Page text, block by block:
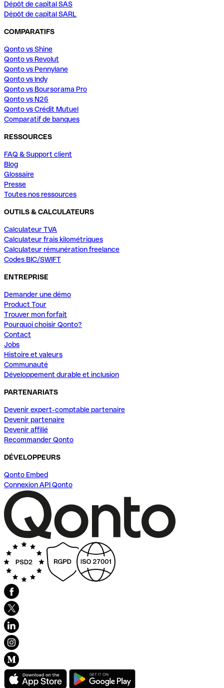
Dépôt de capital SAS
Dépôt de capital SARL
COMPARATIFS
Qonto vs Shine
Qonto vs Revolut
Qonto vs Pennylane
Qonto vs Indy
Qonto vs Boursorama Pro
Qonto vs N26
Qonto vs Crédit Mutuel
Comparatif de banques
RESSOURCES
FAQ & Support client
Blog
Glossaire
Presse
Toutes nos ressources
OUTILS & CALCULATEURS
Calculateur TVA
Calculateur frais kilométriques
Calculateur rémunération freelance
Codes BIC/SWIFT
ENTREPRISE
Demander une démo
Product Tour
Trouver mon forfait
Pourquoi choisir Qonto?
Contact
Jobs
Histoire et valeurs
Communauté
Développement durable et inclusion
PARTENARIATS
Devenir expert-comptable partenaire
Devenir partenaire
Devenir affilié
Recommander Qonto
DÉVELOPPEURS
Qonto Embed
Connexion API Qonto